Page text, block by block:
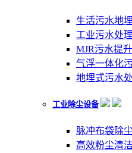
生活污水地
工业污水处
MJR污水提
气浮一体化
地埋式污水
工业除尘设备
脉冲布袋除
高效粉尘清